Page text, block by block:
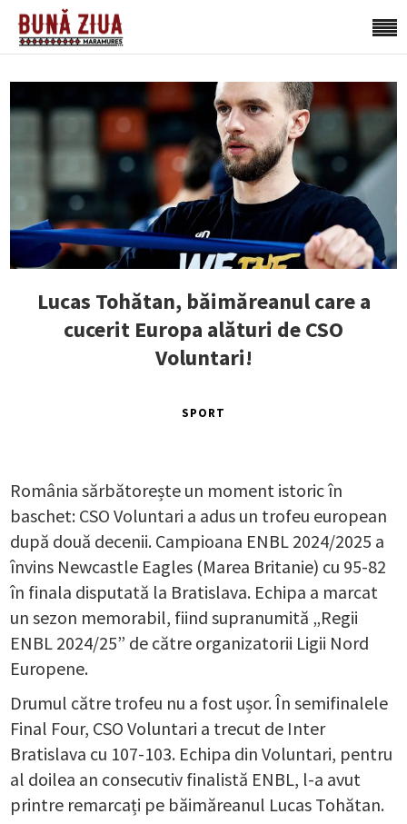
Lucas Tohătan, băimăreanul care a
cucerit Europa alături de CSO
Voluntari!
SPORT
România sărbătorește un moment istoric în
baschet: CSO Voluntari a adus un trofeu european
după două decenii. Campioana ENBL 2024/2025 a
învins Newcastle Eagles (Marea Britanie) cu 95-82
în finala disputată la Bratislava. Echipa a marcat
un sezon memorabil, fiind supranumită „Regii
ENBL 2024/25” de către organizatorii Ligii Nord
Europene.
Drumul către trofeu nu a fost ușor. În semifinalele
Final Four, CSO Voluntari a trecut de Inter
Bratislava cu 107-103. Echipa din Voluntari, pentru
al doilea an consecutiv finalistă ENBL, l-a avut
printre remarcați pe băimăreanul Lucas Tohătan.